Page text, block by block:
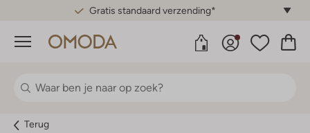
Gratis standaard verzending*
Menu
Terug